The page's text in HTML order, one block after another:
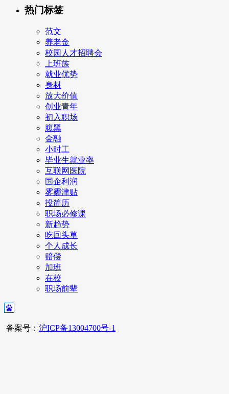
热门标签
范文
养老金
校园人才招聘会
上班族
就业优势
身材
放大价值
创业青年
初入职场
腹黑
金融
小时工
毕业生就业率
互联网医院
国企利润
雾霾津贴
投简历
职场必修课
新趋势
吃回头草
个人成长
赔偿
加班
在校
职场前辈
备案号： 沪ICP备13004700号-1